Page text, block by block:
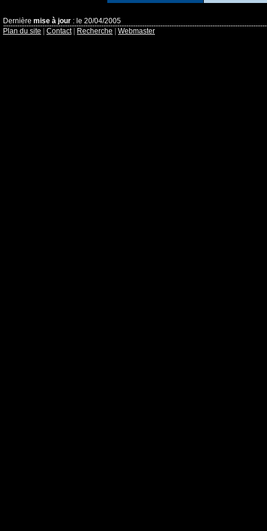
Dernière mise à jour : le 20/04/2005
Plan du site
Contact| Recherche Webmaster